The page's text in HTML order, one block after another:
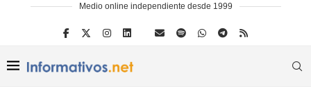
Medio online independiente desde 1999